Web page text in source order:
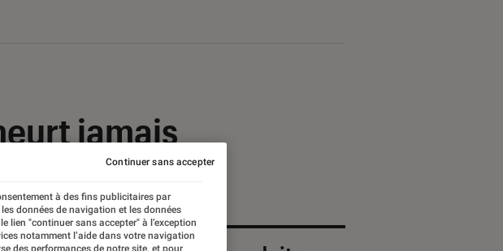
jamais
à des fins publicitaires par
données de navigation et les données
lien "continuer sans accepter" à l’exception
notamment l’aide dans votre navigation
des performances de notre site, et pour
Continuer sans accepter